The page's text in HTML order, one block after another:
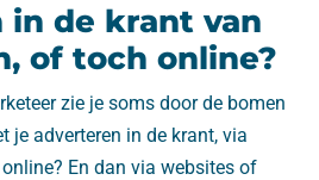
de krant van
of toch online?
zie je soms door de bomen
je adverteren in de krant, via
En dan via websites of